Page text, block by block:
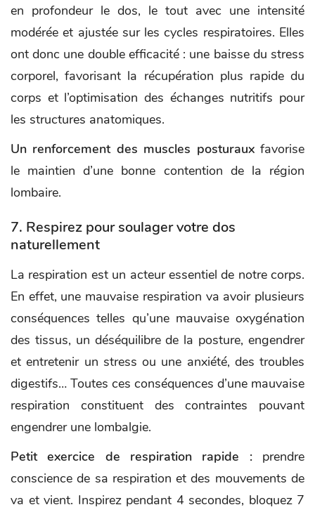
en profondeur le dos, le tout avec une intensité
modérée et ajustée sur les cycles respiratoires. Elles
ont donc une double efficacité : une baisse du stress
corporel, favorisant la récupération plus rapide du
corps et l’optimisation des échanges nutritifs pour
les structures anatomiques.
Un renforcement des muscles posturauxfavorise
le maintien d’une bonne contention de la région
lombaire.
7. Respirez pour soulager votre dos
naturellement
La respiration est un acteur essentiel de notre corps.
En effet, une mauvaise respiration va avoir plusieurs
conséquences telles qu’une mauvaise oxygénation
des tissus, un déséquilibre de la posture, engendrer
et entretenir un stress ou une anxiété, des troubles
digestifs… Toutes ces conséquences d’une mauvaise
respiration constituent des contraintes pouvant
engendrer une lombalgie.
Petit exercice de respiration rapide : prendre
conscience de sa respiration et des mouvements de
va et vient. Inspirez pendant 4 secondes, bloquez 7